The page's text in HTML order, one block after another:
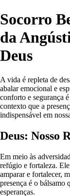
Socorro
da
Deus
A vida é repleta de
abalar emocional e
conforto e segurança
contexto que a
indispensável em
Deus: Nosso
Em meio às
refúgio e fortaleza.
amparar e fortalecer,
presença é o bálsamo
esperanças.